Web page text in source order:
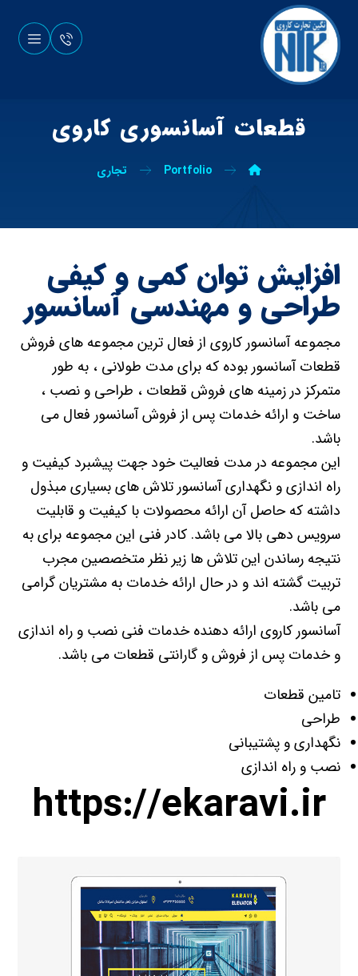
قطعات آسانسوری کاروی
Portfolio تجاری
افزایش توان کمی و کیفی
طراحی و مهندسی آسانسور
مجموعه آسانسور کاروی از فعال ترین مجموعه های فروش
قطعات آسانسور بوده که برای مدت طولانی ، به طور
متمرکز در زمینه های فروش قطعات ، طراحی و نصب ،
ساخت و ارائه خدمات پس از فروش آسانسور فعال می
باشد.
این مجموعه در مدت فعالیت خود جهت پیشبرد کیفیت و
راه اندازی و نگهداری آسانسور تلاش های بسیاری مبذول
داشته که حاصل آن ارائه محصولات با کیفیت و قابلیت
سرویس دهی بالا می باشد. کادر فنی این مجموعه برای به
نتیجه رساندن این تلاش ها زیر نظر متخصصین مجرب
تربیت گشته اند و در حال ارائه خدمات به مشتریان گرامی
می باشد.
آسانسور کاروی ارائه دهنده خدمات فنی نصب و راه اندازی
و خدمات پس از فروش و گارانتی قطعات می باشد.
تامین قطعات
طراحی
نگهداری و پشتیبانی
نصب و راه اندازی
https://ekaravi.ir